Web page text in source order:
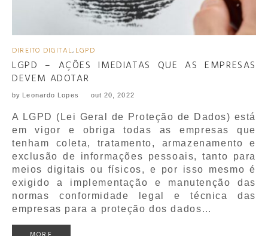
DIREITO DIGITAL, LGPD
LGPD – AÇÕES IMEDIATAS QUE AS EMPRESAS
DEVEM ADOTAR
by Leonardo Lopes out 20, 2022
A LGPD (Lei Geral de Proteção de Dados) está
em vigor e obriga todas as empresas que
tenham coleta, tratamento, armazenamento e
exclusão de informações pessoais, tanto para
meios digitais ou físicos, e por isso mesmo é
exigido a implementação e manutenção das
normas conformidade legal e técnica das
empresas para a proteção dos dados…